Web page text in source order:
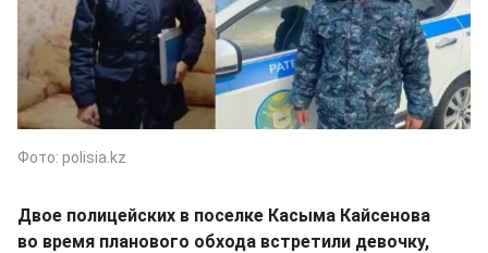
Фото: polisia.kz
Двое полицейских в поселке Касыма Кайсенова
во время планового обхода встретили девочку,